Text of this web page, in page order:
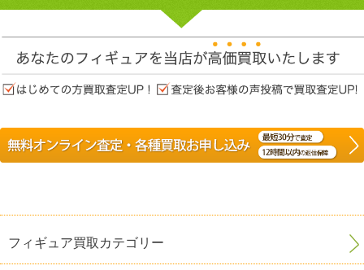
フィギュア買取カテゴリー